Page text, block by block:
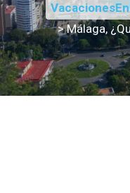
> Málaga,